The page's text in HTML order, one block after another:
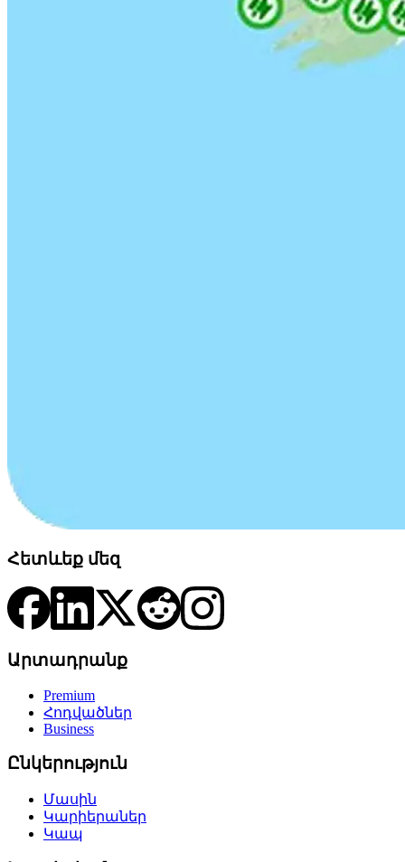
Հետևեք մեզ
Արտադրանք
Premium
Հոդվածներ
Business
Ընկերություն
Մասին
Կարիերաներ
Կապ